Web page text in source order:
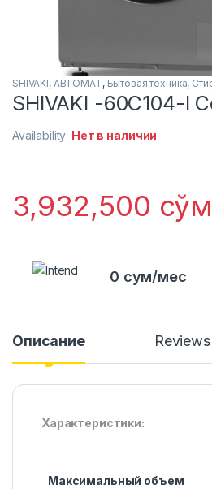
SHIVAKI, АВТОМАТ, Бытовая техника,
SHIVAKI -60C104-I
Availability: Нет в наличии
3,932,500 сўм
0 сум/мес
Описание Reviews
Характеристики:
Максимальный объем